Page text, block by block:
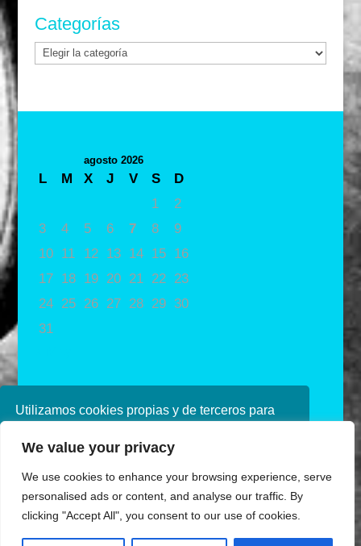
Utilizamos cookies propias y de terceros para
navegando, consideramos que acepta su uso.
política de cookies consulte nuestra
Política de
privacidad
We value your privacy
We use cookies to enhance your browsing experience, serve
personalised ads or content, and analyse our traffic. By
clicking "Accept All", you consent to our use of cookies.
Categorías
Categorías
agosto 2026
L M X J V S
D
1
2
3
4 5 6 7 8
9
10
11 12 13 14 15
16
17
18 19 20 21 22
23
24
25 26 27 28 29 30
31